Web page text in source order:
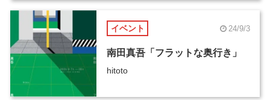
イベント 24/9/3
南田真吾「フラットな奥行き」
hitoto